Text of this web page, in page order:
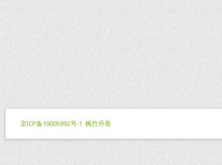
京ICP备19005992号-1 枫竹丹青